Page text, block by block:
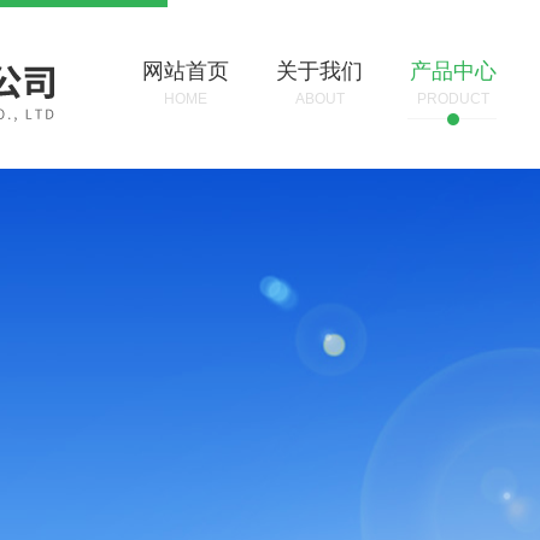
网站首页
HOME
关于我们
ABOUT
产品中心
PRODUCT